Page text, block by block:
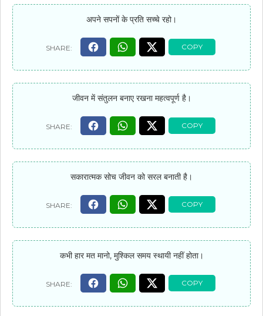
अपने सपनों के प्रति सच्चे रहो।
जीवन में संतुलन बनाए रखना महत्वपूर्ण है।
सकारात्मक सोच जीवन को सरल बनाती है।
कभी हार मत मानो, मुश्किल समय स्थायी नहीं होता।